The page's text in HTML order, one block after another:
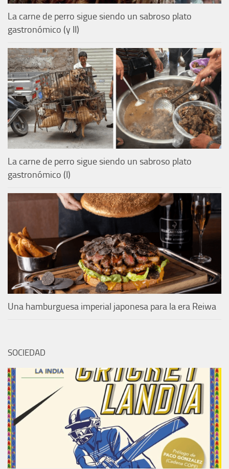
La carne de perro sigue siendo un sabroso plato
gastronómico (y II)
La carne de perro sigue siendo un sabroso plato
gastronómico (I)
Una hamburguesa imperial japonesa para la era Reiwa
SOCIEDAD